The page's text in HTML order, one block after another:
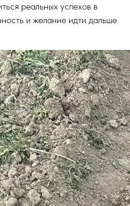
реальных успехов в
и желание идти дальше